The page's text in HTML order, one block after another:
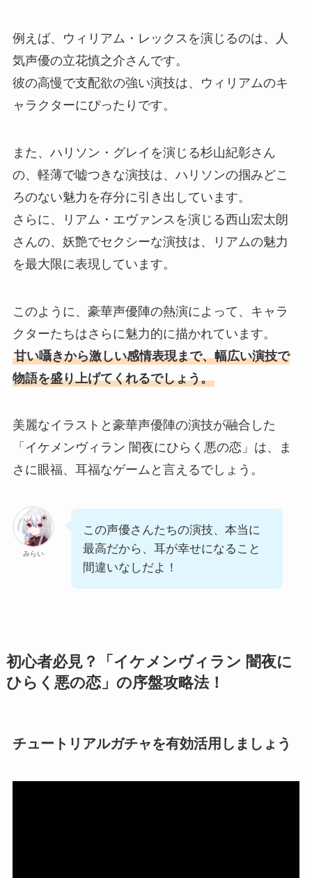
例えば、ウィリアム・レックスを演じるのは、人
気声優の立花慎之介さんです。
彼の高慢で支配欲の強い演技は、ウィリアムのキ
ャラクターにぴったりです。
また、ハリソン・グレイを演じる杉山紀彰さん
の、軽薄で嘘つきな演技は、ハリソンの掴みどこ
ろのない魅力を存分に引き出しています。
さらに、リアム・エヴァンスを演じる西山宏太朗
さんの、妖艶でセクシーな演技は、リアムの魅力
を最大限に表現しています。
このように、豪華声優陣の熱演によって、キャラ
クターたちはさらに魅力的に描かれています。
甘い囁きから激しい感情表現まで、幅広い演技で
物語を盛り上げてくれるでしょう。
美麗なイラストと豪華声優陣の演技が融合した
「イケメンヴィラン 闇夜にひらく悪の恋」は、ま
さに眼福、耳福なゲームと言えるでしょう。
みらい
この声優さんたちの演技、本当に
最高だから、耳が幸せになること
間違いなしだよ！
初心者必見？「イケメンヴィラン 闇夜に
ひらく悪の恋」の序盤攻略法！
チュートリアルガチャを有効活用しましょう